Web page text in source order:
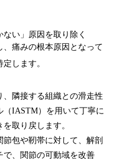
ない」原因を取り除く
痛みの根本原因となって
定します。
、隣接する組織との滑走性
（IASTM）を用いて丁寧に
取り戻します。
節包や靭帯に対して、解剖
、 関節の可動域を改善